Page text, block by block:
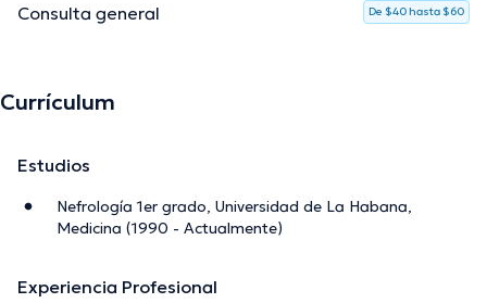
Consulta general De $40 hasta $60
Currículum
Estudios
Nefrología 1er grado, Universidad de La Habana,
Medicina (1990 - Actualmente)
Experiencia Profesional